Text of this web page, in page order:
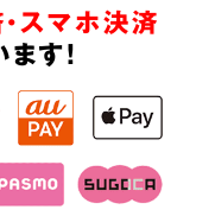
スマホ決済
ます!